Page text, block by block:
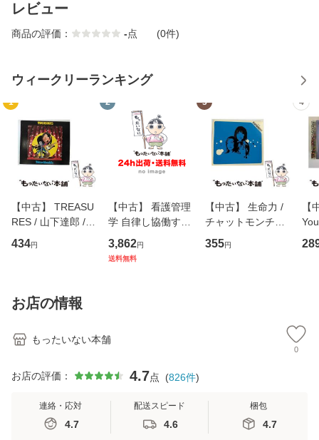
レビュー
商品の評価： -点 (0件)
ウィークリーランキング
1
【中古】 TREASU
RES / 山下達郎 /
イーストウエス
ト・ジャパン [CD]
434円
2
【中古】 看護管理
学 自律し協働する
専門職の看護マネ
ジメントスキル 改
3,862円
送料無料
3
【中古】 生命力 /
チャットモンチー /
キューンレコード
[CD]【メール便送
355円
4
【
のが
お店の情報
もったいない本舗
0
お店の評価： 4.7点 (826件)
連絡・応対
4.7
配送スピード
4.6
梱包
4.7